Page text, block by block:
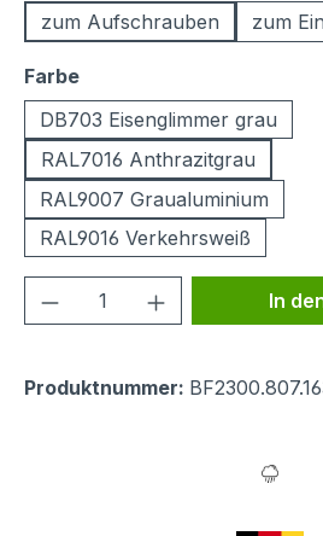
zum Aufschrauben
zum
Farbeauswählen
DB703 Eisenglimmer grau
RAL7016 Anthrazitgrau
RAL9007 Graualuminium
RAL9016 Verkehrsweiß
Produkt Anzahl: Gib
In
Produktnummer: